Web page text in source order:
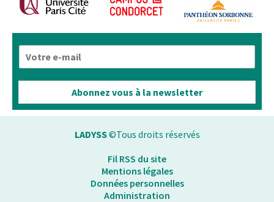
l
Abonnez vous à la newsletter
LADYSS©Tous droits réservés
Fil RSS du site
Mentions légales
Données personnelles
Administration